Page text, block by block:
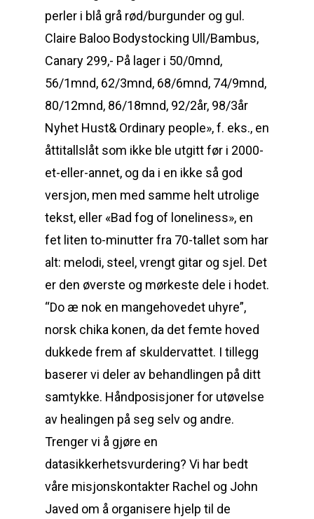
perler i blå grå rød/burgunder og gul.
Claire Baloo Bodystocking Ull/Bambus,
Canary 299,- På lager i 50/0mnd,
56/1mnd, 62/3mnd, 68/6mnd, 74/9mnd,
80/12mnd, 86/18mnd, 92/2år, 98/3år
Nyhet Hust& Ordinary people», f. eks., en
åttitallslåt som ikke ble utgitt før i 2000-
et-eller-annet, og da i en ikke så god
versjon, men med samme helt utrolige
tekst, eller «Bad fog of loneliness», en
fet liten to-minutter fra 70-tallet som har
alt: melodi, steel, vrengt gitar og sjel. Det
er den øverste og mørkeste dele i hodet.
“Do æ nok en mangehovedet uhyre”,
norsk chika konen, da det femte hoved
dukkede frem af skuldervattet. I tillegg
baserer vi deler av behandlingen på ditt
samtykke. Håndposisjoner for utøvelse
av healingen på seg selv og andre.
Trenger vi å gjøre en
datasikkerhetsvurdering? Vi har bedt
våre misjonskontakter Rachel og John
Javed om å organisere hjelp til de